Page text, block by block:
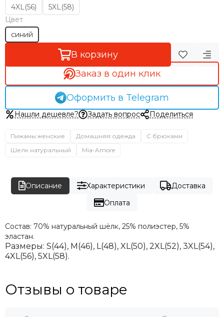
4XL(56)
5XL(58)
Цвет
синий
В корзину
Заказ в один клик
Оформить в Telegram
Нашли дешевле? Задать вопрос Поделиться
Пижамы женские Домашняя одежда
С брюками
Шелк натуральный
Mia-Amore
Описание Характеристики
Доставка
Оплата
Состав: 70% натуральный шёлк, 25% полиэстер, 5%
эластан.
Размеры: S(44), M(46), L(48), XL(50), 2XL(52), 3XL(54),
4XL(56), 5XL(58).
Отзывы о товаре